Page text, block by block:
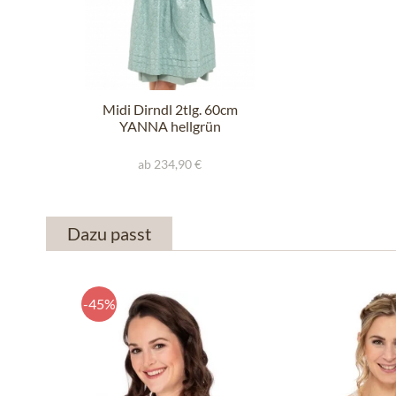
Midi Dirndl 2tlg. 60cm
YANNA hellgrün
ab 234,90 €
Dazu passt
-45%